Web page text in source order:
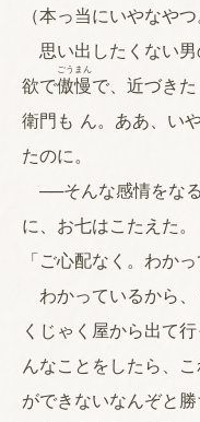
（本っ当にいやなや
思い出したくない男
欲で傲
ごう
慢
まん
で、近づき
衛門も ん。ああ、い
たのに。
──そんな感情をな
に、お七はこたえた。
「ご心配なく。わかっ
わかっているから、
くじゃく屋から出て
んなことをしたら、
ができないなんぞと勝